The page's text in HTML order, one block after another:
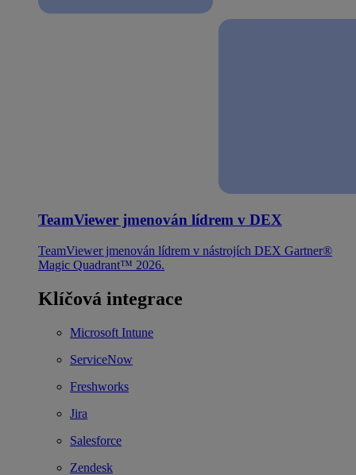
TeamViewer jmenován lídrem v DEX
TeamViewer jmenován lídrem v nástrojích DEX Gartner®
Magic Quadrant™ 2026.
Klíčová integrace
Microsoft Intune
ServiceNow
Freshworks
Jira
Salesforce
Zendesk